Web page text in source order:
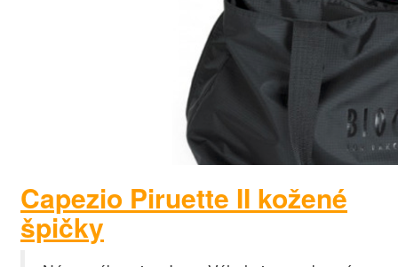
Capezio Piruette II kožené
špičky